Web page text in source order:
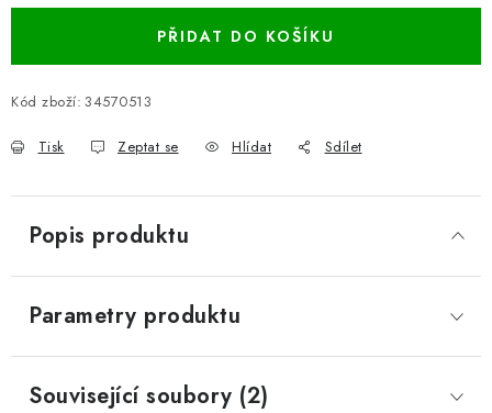
PŘIDAT DO KOŠÍKU
Kód zboží: 34570513
Tisk Zeptat se Hlídat Sdílet
Popis produktu
Parametry produktu
Související soubory (2)